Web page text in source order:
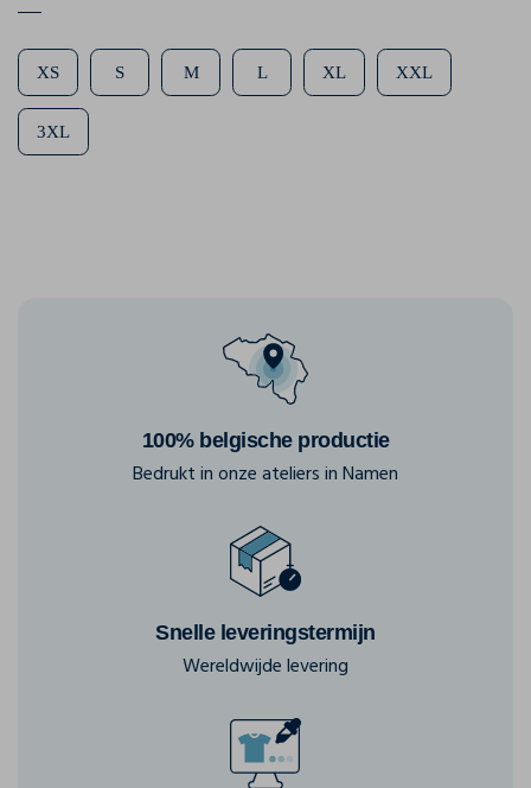
XS S M L XL XXL
3XL
100% belgische productie
Bedrukt in onze ateliers in Namen
Snelle leveringstermijn
Wereldwijde levering